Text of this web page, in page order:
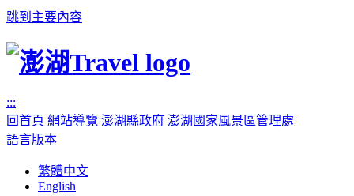
跳到主要內容
:::
回首頁 網站導覽 澎湖縣政府 澎湖國家風景區管理處
語言版本
繁體中文
English